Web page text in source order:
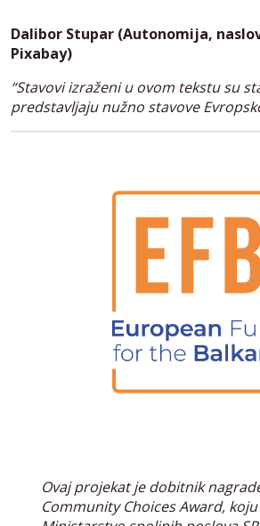
Dalibor Stupar (Autonomija,
Pixabay)
“Stavovi izraženi u ovom tekstu su
predstavljaju nužno stavove
Ovaj projekat je dobitnik
Community Choices Award,